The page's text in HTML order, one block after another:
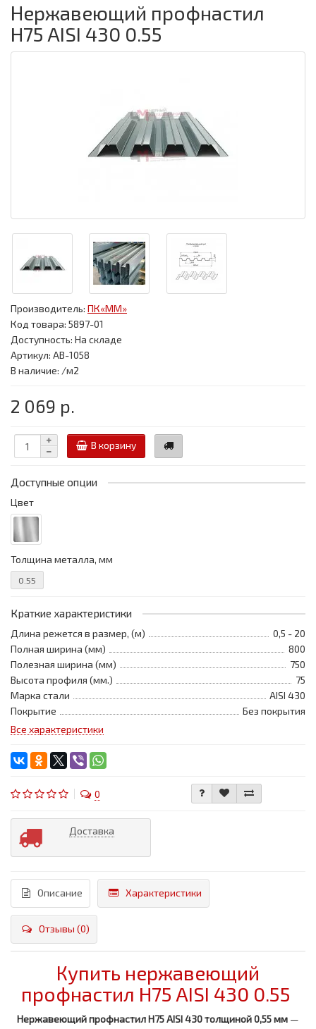
Нержавеющий профнастил
H75 AISI 430 0.55
Производитель: ПК«ММ»
Код товара: 5897-01
Доступность: На складе
Артикул: АВ-1058
В наличие: /м2
2 069 р.
В корзину
Доступные опции
Цвет
Толщина металла, мм
0.55
Краткие характеристики
Длина режется в размер, (м)
0,5 - 20
Полная ширина (мм)
800
Полезная ширина (мм)
750
Высота профиля (мм.)
75
Марка стали
AISI 430
Покрытие
Без покрытия
Все характеристики
0
Доставка
Описание Характеристики
Отзывы (0)
Купить нержавеющий
профнастил H75 AISI 430 0.55
Нержавеющий профнастил H75 AISI 430 толщиной 0,55 мм —